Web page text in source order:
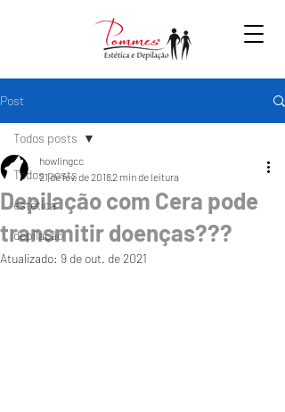
Post
Todos posts
estética
depilação
Todos posts
Depilação com Cera pode
transmitir doenças???
howlingcc
21 de fev. de 20182 min de leitura
Atualizado: 9 de out. de 2021